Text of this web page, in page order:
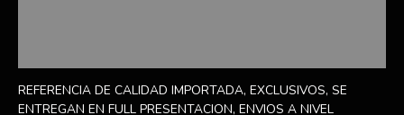
REFERENCIA DE CALIDAD IMPORTADA, EXCLUSIVOS, SE
ENTREGAN EN FULL PRESENTACION, ENVIOS A NIVEL